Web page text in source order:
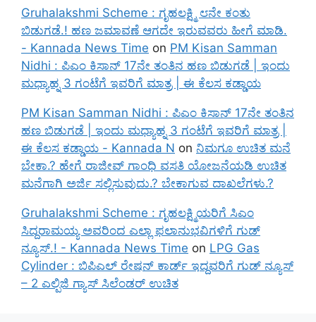
Gruhalakshmi Scheme : ಗೃಹಲಕ್ಷ್ಮಿ ೮ನೇ ಕಂತು
ಬಿಡುಗಡೆ.! ಹಣ ಜಮಾವಣೆ ಆಗದೇ ಇರುವವರು ಹೀಗೆ ಮಾಡಿ.
- Kannada News Time on PM Kisan Samman
Nidhi : ಪಿಎಂ ಕಿಸಾನ್ 17ನೇ ತಂತಿನ ಹಣ ಬಿಡುಗಡೆ | ಇಂದು
ಮಧ್ಯಾಹ್ನ 3 ಗಂಟೆಗೆ ಇವರಿಗೆ ಮಾತ್ರ | ಈ ಕೆಲಸ ಕಡ್ಡಾಯ
PM Kisan Samman Nidhi : ಪಿಎಂ ಕಿಸಾನ್ 17ನೇ ತಂತಿನ
ಹಣ ಬಿಡುಗಡೆ | ಇಂದು ಮಧ್ಯಾಹ್ನ 3 ಗಂಟೆಗೆ ಇವರಿಗೆ ಮಾತ್ರ |
ಈ ಕೆಲಸ ಕಡ್ಡಾಯ - Kannada N on ನಿಮಗೂ ಉಚಿತ ಮನೆ
ಬೇಕಾ.? ಹೇಗೆ ರಾಜೀವ್ ಗಾಂಧಿ ವಸತಿ ಯೋಜನೆಯಡಿ ಉಚಿತ
ಮನೆಗಾಗಿ ಅರ್ಜಿ ಸಲ್ಲಿಸುವುದು.? ಬೇಕಾಗುವ ದಾಖಲೆಗಳು.?
Gruhalakshmi Scheme : ಗೃಹಲಕ್ಷ್ಮಿಯರಿಗೆ ಸಿಎಂ
ಸಿದ್ದರಾಮಯ್ಯ ಅವರಿಂದ ಎಲ್ಲಾ ಫಲಾನುಭವಿಗಳಿಗೆ ಗುಡ್
ನ್ಯೂಸ್.! - Kannada News Time on LPG Gas
Cylinder : ಬಿಪಿಎಲ್ ರೇಷನ್ ಕಾರ್ಡ್ ಇದ್ದವರಿಗೆ ಗುಡ್ ನ್ಯೂಸ್
– 2 ಎಲ್ಪಿಜಿ ಗ್ಯಾಸ್ ಸಿಲೆಂಡರ್ ಉಚಿತ